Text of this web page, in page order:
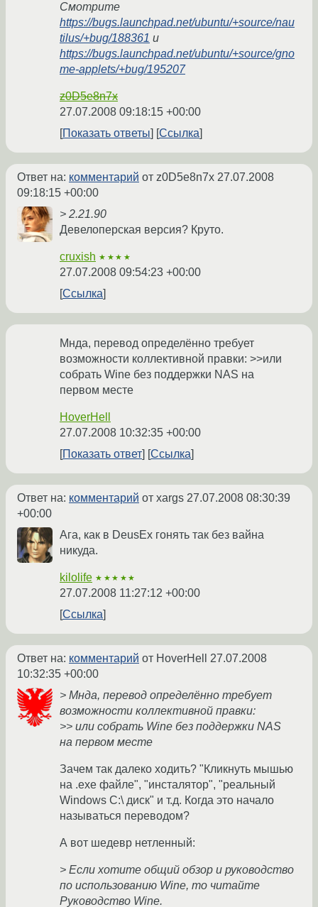
Смотрите
https://bugs.launchpad.net/ubuntu/+source/nau
tilus/+bug/188361 и
https://bugs.launchpad.net/ubuntu/+source/gno
me-applets/+bug/195207
z0D5e8n7x
27.07.2008 09:18:15 +00:00
Показать ответы
Ссылка
Ответ на: комментарий от z0D5e8n7x 27.07.2008
09:18:15 +00:00
> 2.21.90
Девелоперская версия? Круто.
cruxish ★★★★
27.07.2008 09:54:23 +00:00
Ссылка
Мнда, перевод определённо требует
возможности коллективной правки: >>или
собрать Wine без поддержки NAS на
первом месте
HoverHell
27.07.2008 10:32:35 +00:00
Показать ответ
Ссылка
Ответ на: комментарий от xargs 27.07.2008 08:30:39
+00:00
Ага, как в DeusEx гонять так без вайна
никуда.
kilolife ★★★★★
27.07.2008 11:27:12 +00:00
Ссылка
Ответ на: комментарий от HoverHell 27.07.2008
10:32:35 +00:00
> Мнда, перевод определённо требует
возможности коллективной правки:
>> или собрать Wine без поддержки NAS
на первом месте
Зачем так далеко ходить? "Кликнуть мышью
на .exe файле", "инсталятор", "реальный
Windows C:\ диск" и т.д. Когда это начало
называться переводом?
А вот шедевр нетленный:
> Если хотите общий обзор и руководство
по использованию Wine, то читайте
Руководство Wine.